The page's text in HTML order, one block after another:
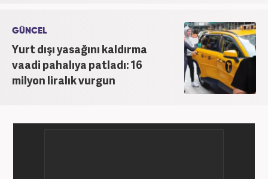
GÜNCEL
Yurt dışı yasağını kaldırma
vaadi pahalıya patladı: 16
milyon liralık vurgun